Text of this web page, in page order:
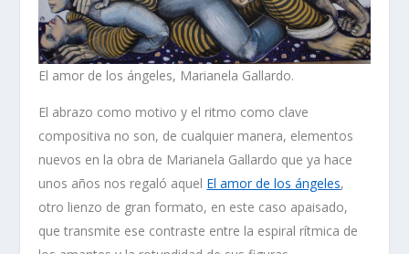
El amor de los ángeles, Marianela Gallardo.
El abrazo como motivo y el ritmo como clave
compositiva no son, de cualquier manera, elementos
nuevos en la obra de Marianela Gallardo que ya hace
unos años nos regaló aquel El amor de los ángeles,
otro lienzo de gran formato, en este caso apaisado,
que transmite ese contraste entre la espiral rítmica de